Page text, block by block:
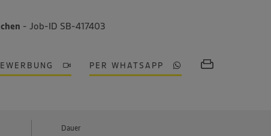
- Job-ID SB-417403
PER WHATSAPP
Dauer